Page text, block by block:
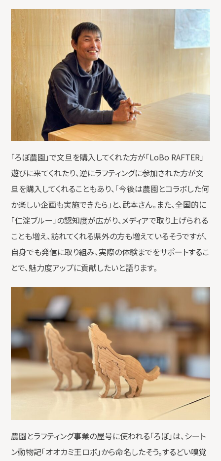
「ろぼ農園」で文旦を購入してくれた方が「LoBo RAFTER」
遊びに来てくれたり、逆にラフティングに参加された方が文
旦を購入してくれることもあり、「今後は農園とコラボした何
か楽しい企画も実施できたら」と、武本さん。また、全国的に
「仁淀ブルー」の認知度が広がり、メディアで取り上げられる
ことも増え、訪れてくれる県外の方も増えているそうですが、
自身でも発信に取り組み、実際の体験までをサポートするこ
とで、魅力度アップに貢献したいと語ります。
農園とラフティング事業の屋号に使われる「ろぼ」は、シート
ン動物記「オオカミ王ロボ」から命名したそう。するどい嗅覚